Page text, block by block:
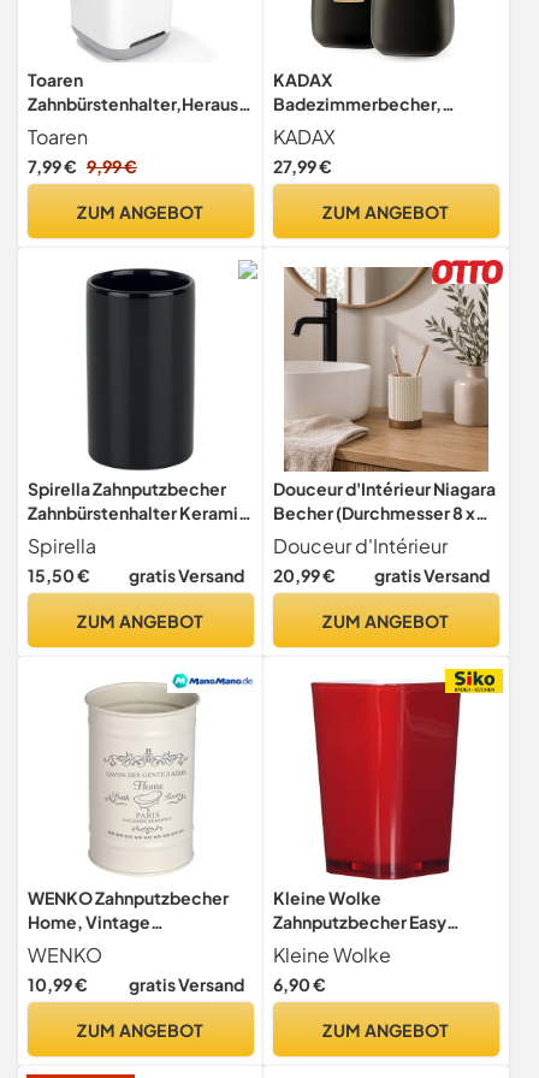
Toaren
Zahnbürstenhalter,Herausn
ehmbarer Zahnputzbecher
Kunststoff,Zahnbürste
Organizer
Holder mit Abflussloch,1
Zahnbürstenfächer
Rutschfester
Toaren
7,99 € 9,99 €
ZUM ANGEBOT
KADAX
Badezimmerbecher,
Zahnputzbecher aus
Keramik, Badezimmer Cup,
Zahnbürstenhalter, Wasser
Stück)
KADAX
27,99 €
ZUM ANGEBOT
Spirella Zahnputzbecher
Zahnbürstenhalter Keramik
Tube 7x11,5 cm Schwarz,
Black, 1 Stück (1er Pack)
Spirella
15,50 € gratis Versand
ZUM ANGEBOT
Douceur d'Intérieur Niagara
Becher (Durchmesser 8 x
10,8 cm), Natur, Polyresin
und Akazie
Douceur d'Intérieur
20,99 € gratis Versand
ZUM ANGEBOT
WENKO Zahnputzbecher
Home, Vintage
Zahnbürstenhalter, aus
lackiertem Stahl in Creme,
Becher für
Kosmetik, Ø 7,5 x 11,5 cm
WENKO
10,99 € gratis Versand
ZUM ANGEBOT
Kleine Wolke
Zahnputzbecher Easy
Mohnrot
Kleine Wolke
6,90 €
ZUM ANGEBOT